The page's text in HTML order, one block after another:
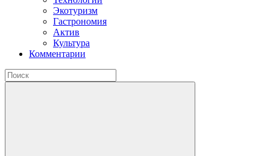
Экотуризм
Гастрономия
Актив
Культура
Комментарии